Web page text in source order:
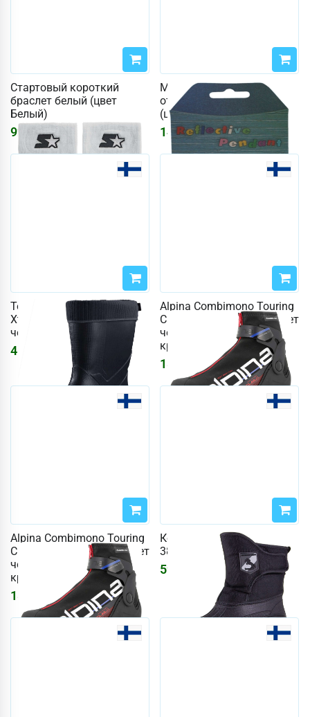
Стартовый короткий
браслет белый (цвет
Белый)
927 ₽1107
Мягкие животные-
отражатели с хвостами
(цвет яркий)
1400₽
Термосапоги DryWalker
Xtrack Short 41 (цвет
черный)
4667
Alpina Combimono Touring
Classic JR, размер 36 (цвет
черный / белый /
красный)
18543
Alpina Combimono Touring
Classic JR, размер 41 (цвет
черный / белый /
красный)
18543
Конюшни Horze, размер
38. (цвет Черный)
5913